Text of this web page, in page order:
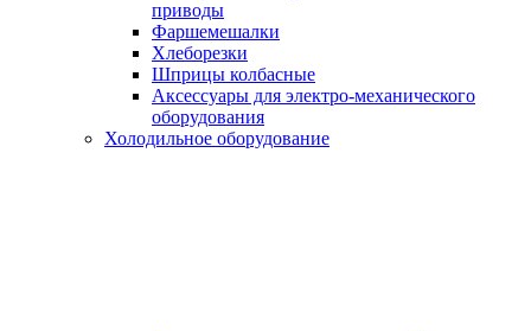
приводы
Фаршемешалки
Хлеборезки
Шприцы колбасные
Аксессуары для электро-механического
оборудования
Холодильное оборудование